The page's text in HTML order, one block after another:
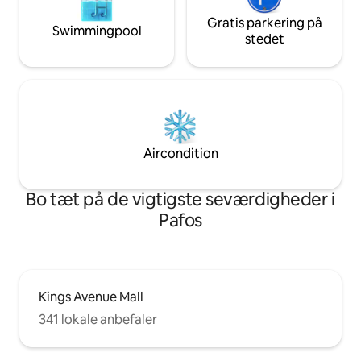
Swimmingpool
Gratis parkering på
stedet
Aircondition
Bo tæt på de vigtigste seværdigheder i
Pafos
Kings Avenue Mall
341 lokale anbefaler